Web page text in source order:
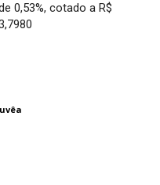
0,53%, cotado a R$